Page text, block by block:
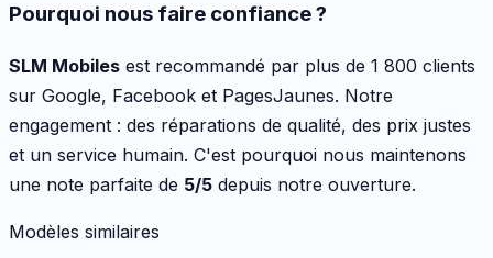
Pourquoi nous faire confiance ?
SLM Mobiles est recommandé par plus de 1 800 clients
sur Google, Facebook et PagesJaunes. Notre
engagement : des réparations de qualité, des prix justes
et un service humain. C'est pourquoi nous maintenons
une note parfaite de 5/5 depuis notre ouverture.
Modèles similaires